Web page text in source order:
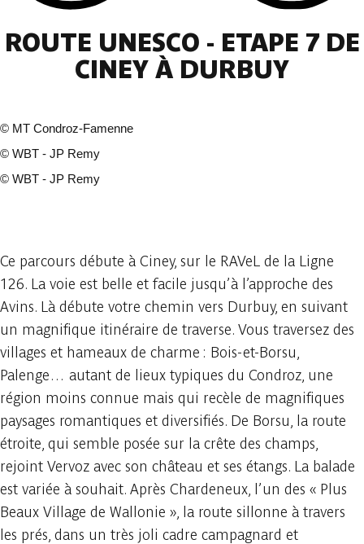
ROUTE UNESCO - ETAPE 7 DE
CINEY À DURBUY
© MT Condroz-Famenne
© WBT - JP Remy
© WBT - JP Remy
Ce parcours débute à Ciney, sur le RAVeL de la Ligne
126. La voie est belle et facile jusqu’à l’approche des
Avins. Là débute votre chemin vers Durbuy, en suivant
un magnifique itinéraire de traverse. Vous traversez des
villages et hameaux de charme : Bois-et-Borsu,
Palenge… autant de lieux typiques du Condroz, une
région moins connue mais qui recèle de magnifiques
paysages romantiques et diversifiés. De Borsu, la route
étroite, qui semble posée sur la crête des champs,
rejoint Vervoz avec son château et ses étangs. La balade
est variée à souhait. Après Chardeneux, l’un des « Plus
Beaux Village de Wallonie », la route sillonne à travers
les prés, dans un très joli cadre campagnard et